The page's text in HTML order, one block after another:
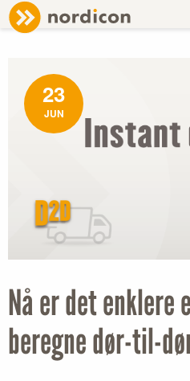
NEWS/ NÅ ER DET
23
JUN
Nå er det enklere
beregne dør-til-